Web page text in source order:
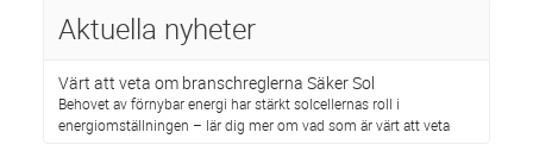
Aktuella nyheter
Värt att veta om branschreglerna Säker Sol
Behovet av förnybar energi har stärkt solcellernas roll i
energiomställningen – lär dig mer om vad som är värt att veta